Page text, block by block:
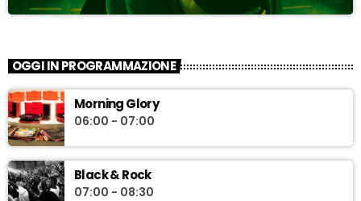
OGGI IN PROGRAMMAZIONE
Morning Glory
06:00 - 07:00
Black & Rock
07:00 - 08:30